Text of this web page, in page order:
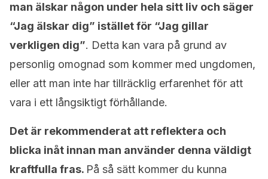
man älskar någon under hela sitt liv och säger
“Jag älskar dig” istället för “Jag gillar
verkligen dig”. Detta kan vara på grund av
personlig omognad som kommer med ungdomen,
eller att man inte har tillräcklig erfarenhet för att
vara i ett långsiktigt förhållande.
Det är rekommenderat att reflektera och
blicka inåt innan man använder denna väldigt
kraftfulla fras. På så sätt kommer du kunna